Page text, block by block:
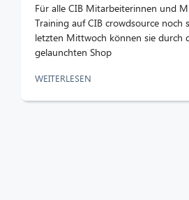
Für alle CIB Mitarbeiterinnen und
Training auf CIB crowdsource noch
letzten Mittwoch können sie durch
gelaunchten Shop
WEITERLESEN